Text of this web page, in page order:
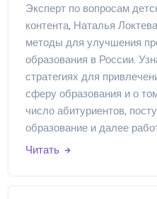
Эксперт по вопросам
контента, Наталья
методы для улучшения
образования в России.
стратегиях для
сферу образования и о
число абитуриентов,
образование и далее
Читать